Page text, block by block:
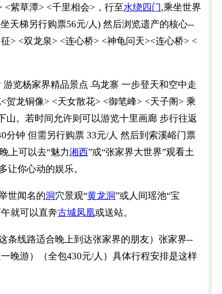
<紫草潭> <千里相会>，行至水绕四门,乘坐世界
天梯另行购票56元/人) 然后浏览遗产的核心--
> <双龙泉> <连心桥> <神龟问天><连心桥> <
杨家界精品景点 乌龙寨 一步登天和空中走
贺龙铜像> <天女散花> <御笔峰> <天子阁> 乘
山。若时间允许则可以游览十里画廊 步行往返
分钟 但需另行购票 33元/人 然后到索溪峪门票
上可以去“魅力湘西”或“张家界大世界”观看土
让你心动的娱乐。
世闻名的洞穴景观“黄龙洞”或人间瑶池“宝
就可以直奔古城凤凰或送站。
线路适合晚上到达张家界的朋友）张家界--
晚游）（全包430元/人）具体行程安排是这样